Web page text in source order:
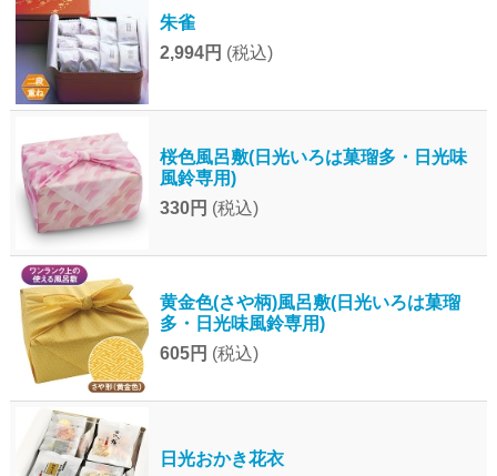
朱雀
2,994円 (税込)
桜色風呂敷(日光いろは菓瑠多・日光味
風鈴専用)
330円 (税込)
黄金色(さや柄)風呂敷(日光いろは菓瑠
多・日光味風鈴専用)
605円 (税込)
日光おかき花衣